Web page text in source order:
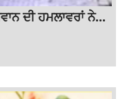
ਦੀ ਹਮਲਾਵਰਾਂ ਨੇ...